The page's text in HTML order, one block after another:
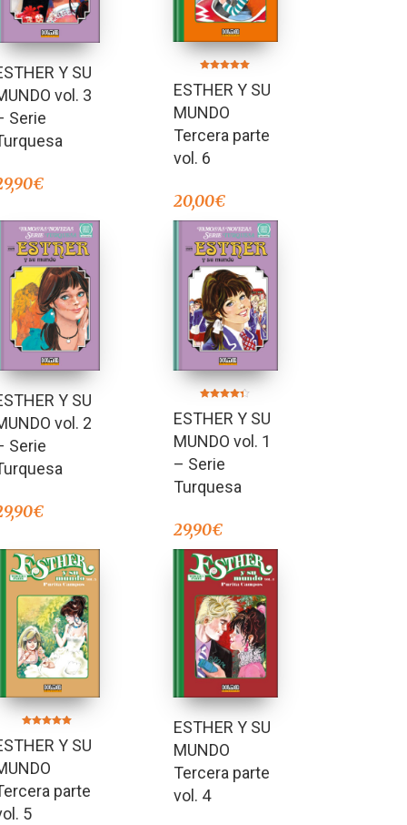
Y SU
vol. 3
Serie
€
5.00
de 5
ESTHER Y SU
MUNDO
Tercera parte
vol. 6
20,00€
Y SU
vol. 2
Serie
€
4.25
de 5
ESTHER Y SU
MUNDO vol. 1
– Serie
Turquesa
29,90€
5.00
de 5
Y SU
parte
5
ESTHER Y SU
MUNDO
Tercera parte
vol. 4